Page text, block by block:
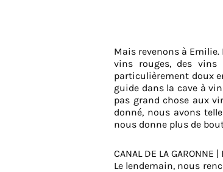
Mais revenons à Emilie.
vins rouges, des
particulièrement doux
guide dans la cave à
pas grand chose aux
donné, nous avons
nous donne plus de
CANAL DE LA GARONNE |
Le lendemain, nous